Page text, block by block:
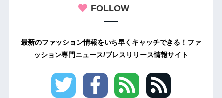
FOLLOW
最新のファッション情報をいち早くキャッチできる！ファ
ッション専門ニュース/プレスリリース情報サイト